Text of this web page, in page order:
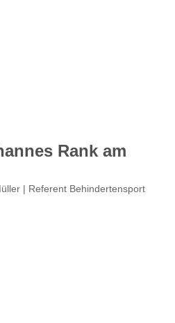
Rank am
| Referent Behindertensport